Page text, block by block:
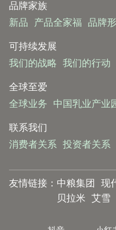
品牌家族
新品
产品全家福 品牌
可持续发展
我们的战略
我们的行动
全球至爱
全球业务
中国乳业产业
联系我们
消费者关系
投资者关系
友情链接： 中粮集团 现
贝拉米
艾雪